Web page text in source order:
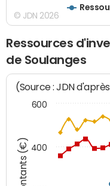
© JDN 2026
Ressources
de Soulanges
Montants (€)
(Source : JDN
400
600